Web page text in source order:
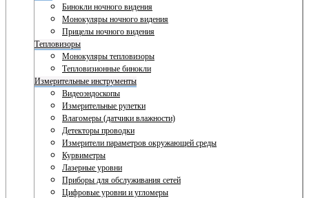
Бинокли ночного видения
Монокуляры ночного видения
Прицелы ночного видения
Тепловизоры
Монокуляры тепловизоры
Тепловизионные бинокли
Измерительные инструменты
Видеоэндоскопы
Измерительные рулетки
Влагомеры (датчики влажности)
Детекторы проводки
Измерители параметров окружающей среды
Курвиметры
Лазерные уровни
Приборы для обслуживания сетей
Цифровые уровни и угломеры